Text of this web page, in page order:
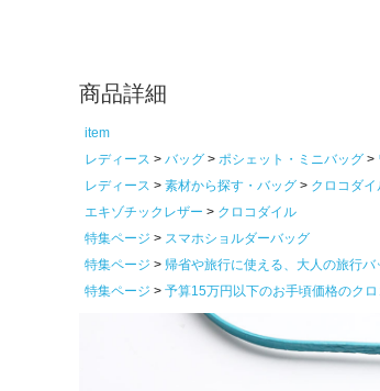
商品詳細
item
レディース
バッグ ポシェット・ミニバッグ
レディース
素材から探す・バッグ クロコダイ
エキゾチックレザー
クロコダイル
特集ページ
スマホショルダーバッグ
特集ページ
帰省や旅行に使える、大人の旅行
特集ページ
予算15万円以下のお手頃価格のク